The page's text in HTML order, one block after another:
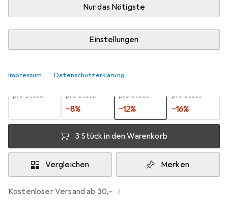
Nur das Nötigste
Einstellungen
Impressum Datenschutzerklärung
Mehr als 10 Stück an Lager beim Lieferanten
Benachrichtigen, wenn schneller verfügbar
1 Stück
pro Stück
pro Stück
−8%
3 Stück
pro Stück
−12%
pro Stück
−16%
3 Stück in den Warenkorb
Vergleichen Merken
Kostenloser Versand ab 30,– i